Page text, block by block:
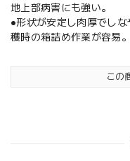
地上部病害にも強い。
●形状が安定し肉厚でし
穫時の箱詰め作業が容易。
この